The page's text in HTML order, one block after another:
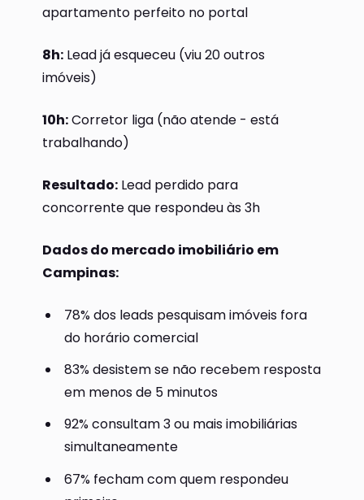
apartamento perfeito no portal
8h: Lead já esqueceu (viu 20 outros
imóveis)
10h:Corretor liga (não atende - está
trabalhando)
Resultado: Lead perdido para
concorrente que respondeu às 3h
Dados do mercado imobiliário em
Campinas:
78% dos leads pesquisam imóveis fora
do horário comercial
83% desistem se não recebem resposta
em menos de 5 minutos
92% consultam 3 ou mais imobiliárias
simultaneamente
67% fecham com quem respondeu